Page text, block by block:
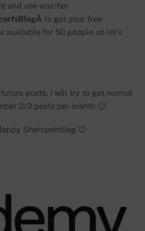
and use voucher
to get your free
available for 50 people so let’s
posts, i will try to get normal
2/3 posts per month 🙂
Sharepointing 🙂